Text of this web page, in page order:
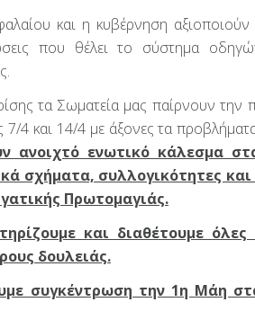
και η κυβέρνηση
που θέλει το σύστημα
τα Σωματεία μας παίρνουν
4 και 14/4 με άξονες τα
ανοιχτό ενωτικό κάλεσμα
σχήματα, συλλογικότητες
Πρωτομαγιάς.
και διαθέτουμε όλες
δουλειάς.
συγκέντρωση την 1η Μάη